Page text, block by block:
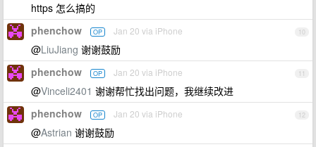
https 怎么搞的
10
phenchow OP Jan 20 via iPhone
@LiuJiang 谢谢鼓励
11
phenchow OP Jan 20 via iPhone
@Vinceli2401 谢谢帮忙找出问题，我继续改进
12
phenchow OP Jan 20 via iPhone
@Astrian 谢谢鼓励